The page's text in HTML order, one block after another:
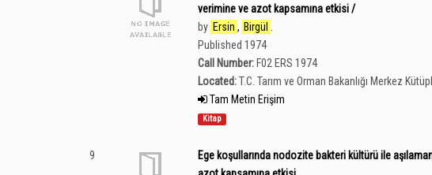
verimine ve azot kapsamına etkisi /
by Ersin , Birgül
Published 1974
Call Number: F02 ERS 1974
Located:T.C. Tarım ve Orman Bakanlığı Merkez
Tam Metin Erişim
Kitap
9
Ege koşullarında nodozite bakteri kültürü ile